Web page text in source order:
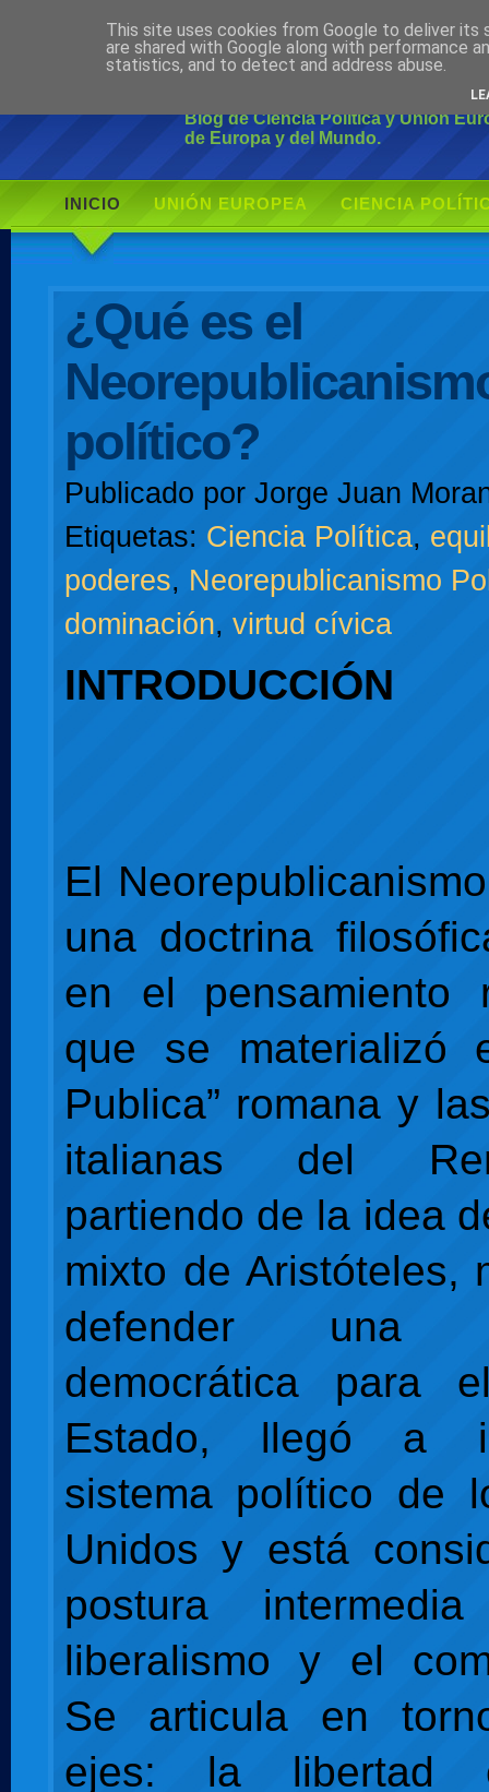
Ciudadano
Blog de Ciencia Política y Unión
de Europa y del Mundo.
INICIO UNIÓN EUROPEA CIENCIA
¿Qué es el
político?
Publicado por Jorge Juan
Etiquetas: Ciencia Política,
poderes, Neorepublicanismo
dominación, virtud cívica
INTRODUCCIÓN
El
una doctrina
en el pensamiento
que se materializó
Publica” romana y
italianas del
partiendo de la idea
mixto de Aristóteles,
defender una
democrática para
Estado, llegó a
sistema político de
Unidos y está
postura
liberalismo y el
Se articula en
ejes: la libertad
This site uses cookies from Google to deliver its
are shared with Google along with performance
statistics, and to detect and address abuse.